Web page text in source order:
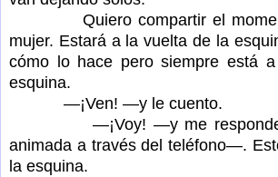
Quiero compartir el
mujer. Estará a la vuelta de la
cómo lo hace pero siempre está
esquina.
—¡Ven! —y le cuento.
—¡Voy! —y me responde.
animada a través del teléfono—.
la esquina.